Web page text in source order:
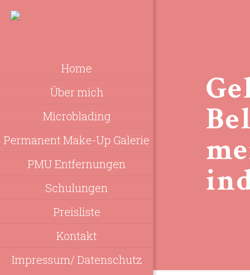
Home
Über mich
Microblading
Permanent Make-Up Galerie
PMU Entfernungen
Schulungen
Preisliste
Kontakt
Impressum/ Datenschutz